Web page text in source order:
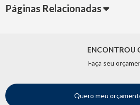
Páginas Relacionadas
ENCONTROU
Faça seu
Quero meu